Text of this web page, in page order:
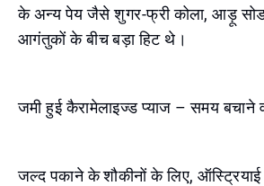
के अन्य पेय जैसे शुगर-फ्री कोला, आड़ू
आगंतुकों के बीच बड़ा हिट थे।
जमी हुई कैरामेलाइज्ड प्याज – समय बचाने
जल्द पकाने के शौकीनों के लिए,